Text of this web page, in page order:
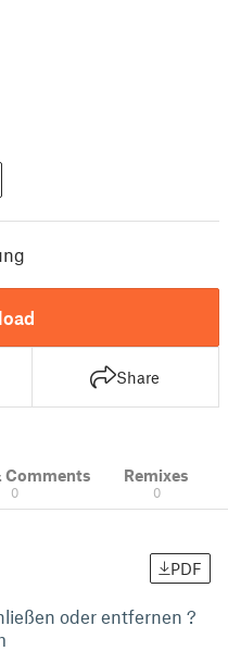
Share
Comments
0
Remixes
0
PDF
oder entfernen ?